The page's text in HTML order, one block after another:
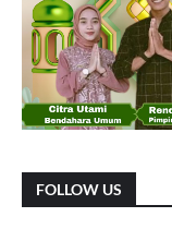
FOLLOW US